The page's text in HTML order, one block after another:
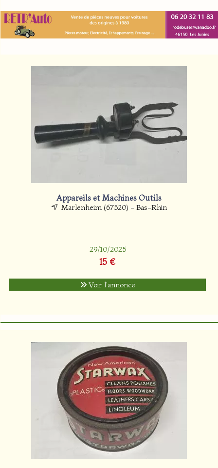
Appareils et Machines Outils
Marlenheim (67520) - Bas-Rhin
29/10/2025
15 €
Voir l'annonce